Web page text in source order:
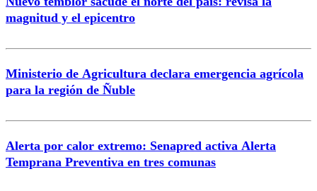
magnitud y el epicentro
Ministerio de Agricultura declara emergencia agrícola
para la región de Ñuble
Alerta por calor extremo: Senapred activa Alerta
Temprana Preventiva en tres comunas